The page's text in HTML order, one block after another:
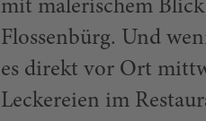
mit malerischem
Flossenbürg. Und
es direkt vor Ort
Leckereien im